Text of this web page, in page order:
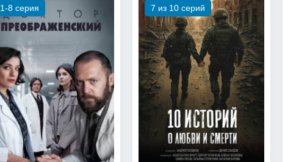
1-8 серия 7 из 10 серий